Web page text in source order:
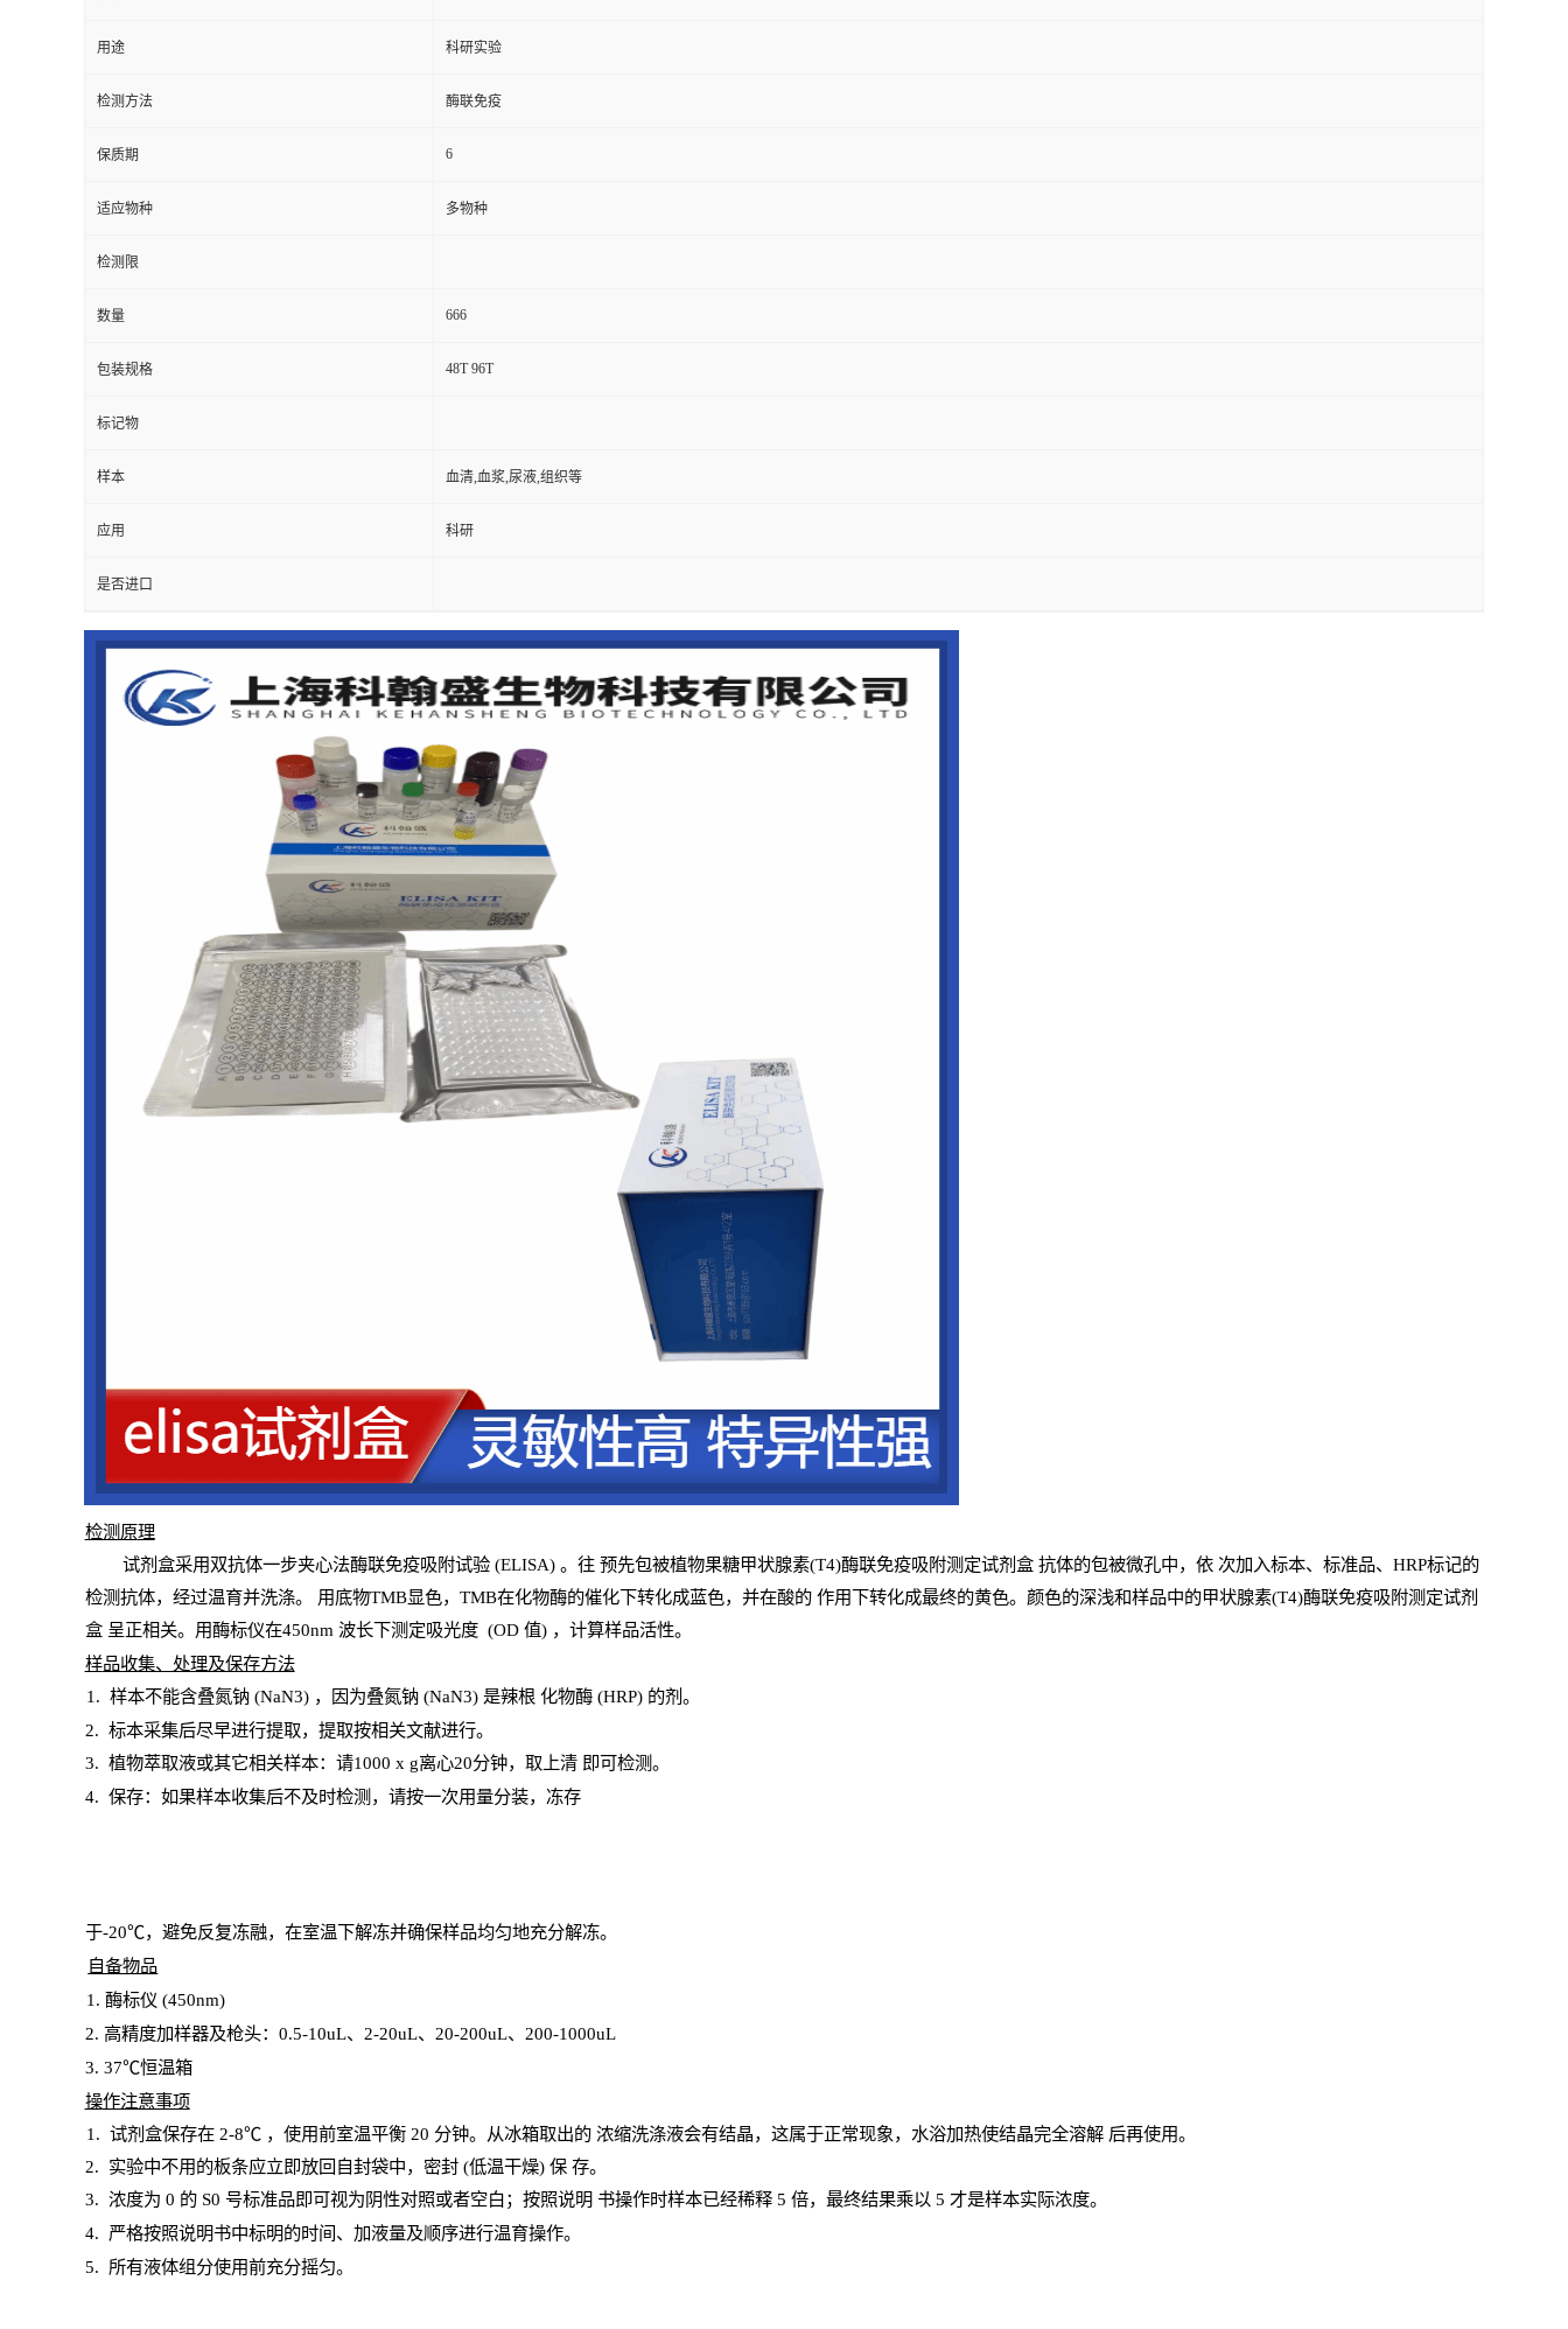
用途 科研实验
检测方法 酶联免疫
保质期 6
适应物种 多物种
检测限
数量 666
包装规格 48T 96T
标记物
样本 血清,血浆,尿液,组织等
应用 科研
是否进口
检测原理
试剂盒采用双抗体一步夹心法酶联免疫吸附试验(ELISA) 。往 预先包被植物果糖甲状腺素(T4)酶联免疫吸附测定试剂盒抗体的包被微孔中，依 次加入标本、标准品、 HRP标记的
检测抗体，经过温育并洗涤。 用底物TMB显色， TMB在化物酶的催化下转化成蓝色，并在酸的 作用下转化成最终的黄色。颜色的深浅和样品中的甲状腺素(T4)酶联免疫吸附测定试剂
盒呈正相关。用酶标仪在450nm 波长下测定吸光度 (OD 值) ，计算样品活性。
样品收集、处理及保存方法
1 . 样本不能含叠氮钠(NaN3) ，因为叠氮钠 (NaN3) 是辣根 化物酶(HRP) 的剂。
2. 标本采集后尽早进行提取，提取按相关文献进行。
3. 植物萃取液或其它相关样本：请1000 x g离心20分钟，取上清 即可检测。
4. 保存：如果样本收集后不及时检测，请按一次用量分装，冻存
于-20℃，避免反复冻融，在室温下解冻并确保样品均匀地充分解冻。
自备物品
1 . 酶标仪 (450nm)
2. 高精度加样器及枪头： 0.5-10uL、 2-20uL、 20-200uL、 200-1000uL
3. 37℃恒温箱
操作注意事项
1. 试剂盒保存在 2-8℃ ，使用前室温平衡 20 分钟。从冰箱取出的 浓缩洗涤液会有结晶，这属于正常现象，水浴加热使结晶完全溶解 后再使用。
2. 实验中不用的板条应立即放回自封袋中，密封(低温干燥) 保 存。
3. 浓度为 0 的 S0 号标准品即可视为阴性对照或者空白；按照说明 书操作时样本已经稀释5 倍，最终结果乘以 5 才是样本实际浓度。
4. 严格按照说明书中标明的时间、加液量及顺序进行温育操作。
5. 所有液体组分使用前充分摇匀。